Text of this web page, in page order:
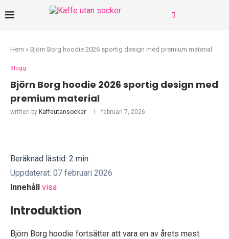
Hem » Björn Borg hoodie 2026 sportig design med premium material
Blogg
Björn Borg hoodie 2026 sportig design med
premium material
written by Kaffeutansocker februari 7, 2026
Beräknad lästid: 2 min
Uppdaterat: 07 februari 2026
Innehåll visa
Introduktion
Björn Borg hoodie fortsätter att vara en av årets mest